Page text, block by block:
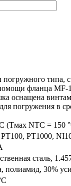
типа,
фланца MF-
оснащена
погружения в
(Tмax NTC = 150
PT1000,
сталь,
полиамид, 30%